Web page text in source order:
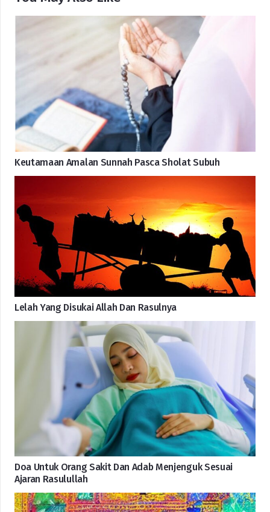
Keutamaan Amalan Sunnah Pasca Sholat Subuh
Lelah Yang Disukai Allah Dan Rasulnya
Doa Untuk Orang Sakit Dan Adab Menjenguk Sesuai
Ajaran Rasulullah